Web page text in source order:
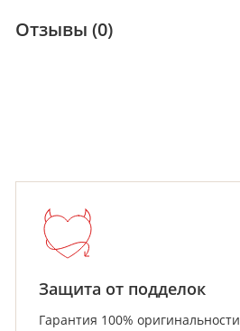
Отзывы (0)
Защита от подделок
Гарантия 100% оригинальности